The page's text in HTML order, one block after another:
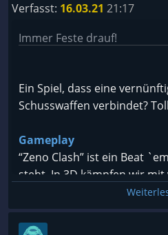
Verfasst: 16.03.21 21:17
Immer Feste drauf!
Ein Spiel, dass eine
Schusswaffen verbindet?
Gameplay
“Zeno Clash” ist ein Beat
steht. In 3D kämpfen wir
Techniken gegen die
mal einlenken: Bitte
nicht mit „Mortal Kombat“